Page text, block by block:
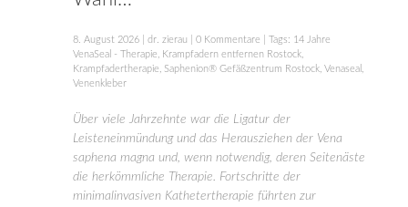
8. August 2026 dr. zierau 0 Kommentare | Tags: 14 Jahre
VenaSeal - Therapie
Krampfadern entfernen Rostock
Krampfadertherapie
Saphenion® Gefäßzentrum Rostock Venaseal
Venenkleber
Über viele Jahrzehnte war die Ligatur der
Leisteneinmündung und das Herausziehen der Vena
saphena magna und, wenn notwendig, deren Seitenäste
die herkömmliche Therapie. Fortschritte der
minimalinvasiven Kathetertherapie führten zur